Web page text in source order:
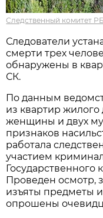
Следственный комитет РБ
Следователи
смерти трех
обнаружены в
СК.
По данным
из квартир
женщины и двух
признаков
работала
участием
Государственного
Проведен осмотр,
изъяты предметы
опрошены